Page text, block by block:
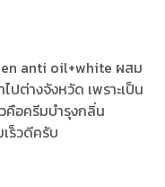
anti oil+white ผสม
ต่างจังหวัด เพราะเป็น
อครีมบำรุงกลิ่น
ร็วดีครับ